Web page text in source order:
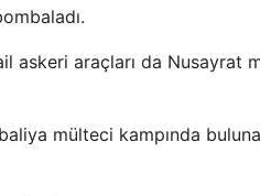
askeri araçları da Nusayrat
mülteci kampında